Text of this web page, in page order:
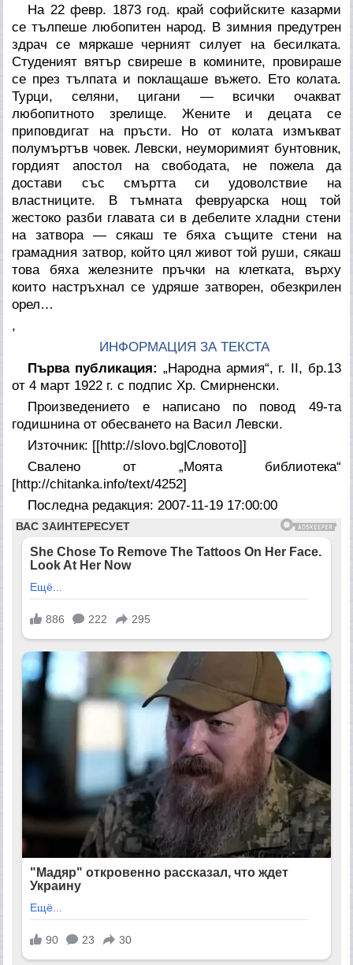
На 22 февр. 1873 год. край софийските казарми
се тълпеше любопитен народ. В зимния предутрен
здрач се мяркаше черният силует на бесилката.
Студеният вятър свиреше в комините, провираше
се през тълпата и поклащаше въжето. Ето колата.
Турци, селяни, цигани — всички очакват
любопитното зрелище. Жените и децата се
приповдигат на пръсти. Но от колата измъкват
полумъртъв човек. Левски, неуморимият бунтовник,
гордият апостол на свободата, не пожела да
достави със смъртта си удоволствие на
властниците. В тъмната февруарска нощ той
жестоко разби главата си в дебелите хладни стени
на затвора — сякаш те бяха същите стени на
грамадния затвор, който цял живот той руши, сякаш
това бяха железните пръчки на клетката, върху
които настръхнал се удряше затворен, обезкрилен
орел…
,
ИНФОРМАЦИЯ ЗА ТЕКСТА
Първа публикация: „Народна армия“, г. II, бр.13
от 4 март 1922 г. с подпис Хр. Смирненски.
Произведението е написано по повод 49-та
годишнина от обесването на Васил Левски.
Източник: [[http://slovo.bg|Словото]]
Свалено от „Моята библиотека“
[http://chitanka.info/text/4252]
Последна редакция: 2007-11-19 17:00:00